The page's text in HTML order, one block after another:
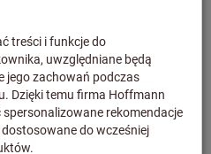
115,73 PLN/ 1 Sztuka
96,33 PLN/ 1 Sztuka